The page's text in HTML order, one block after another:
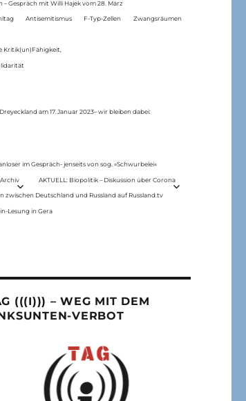
Gespräch mit Willi Hajek vom 28. März
Antisemitismus F-Typ-Zellen Zwangsräumen
Kritik(un)Fähigkeit,
am 17.Januar 2023– wir bleiben dabei:
im Gespräch- jenseits von sog. »Schwurbelei«
Archiv AKTUELL: Biopolitik – Diskussion über Corona
zwischen Deutschland und Russland auf Russland.tv
Lesung in Gera
(((I))) – WEG MIT DEM
VERBOT